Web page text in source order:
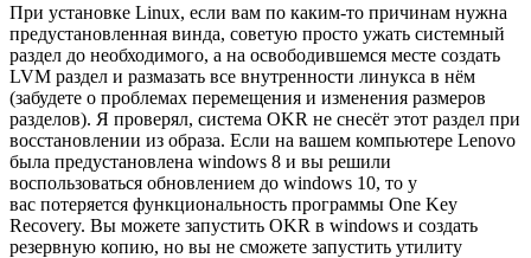
При установке Linux, если вам по каким-то причинам нужна
предустановленная винда, советую просто ужать системный
раздел до необходимого, а на освободившемся месте создать
LVM раздел и размазать все внутренности линукса в нём
(забудете о проблемах перемещения и изменения размеров
разделов). Я проверял, система OKR не снесёт этот раздел при
восстановлении из образа. Если на вашем компьютере Lenovo
была предустановлена windows 8 и вы решили
воспользоваться обновлением до windows 10, то у
вас потеряется функциональность программы One Key
Recovery. Вы можете запустить OKR в windows и создать
резервную копию, но вы не сможете запустить утилиту